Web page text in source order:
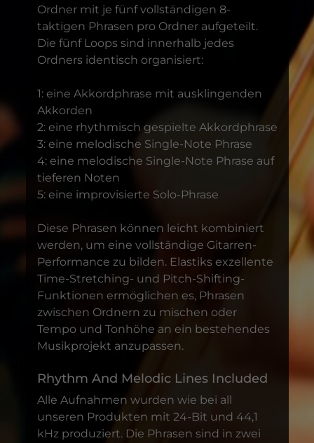
Ordner mit je fünf vollständigen 8-
taktigen Phrasen pro Ordner aufgeteilt.
Die fünf Loops sind innerhalb jedes
Ordners identisch organisiert:
1: eine Akkordphrase mit ausklingenden
Akkorden
2: eine rhythmisch gespielte Akkordphrase
3: eine melodische Single-Note Phrase
4: eine melodische Single-Note Phrase auf
tieferen Noten
5: eine improvisierte Solo-Phrase
Diese Phrasen können leicht kombiniert
werden, um eine vollständige Gitarren-
Performance zu bilden. Elastiks exzellente
Time-Stretching- und Pitch-Shifting-
Funktionen ermöglichen es, Phrasen
zwischen Ordnern zu mischen oder
Tempo und Tonhöhe an ein bestehendes
Musikprojekt anzupassen.
Rhythm And Melodic Lines Included
Alle Aufnahmen wurden wie bei all
unseren Produkten mit 24-Bit und 44,1
kHz produziert. Die Phrasen sind in zwei